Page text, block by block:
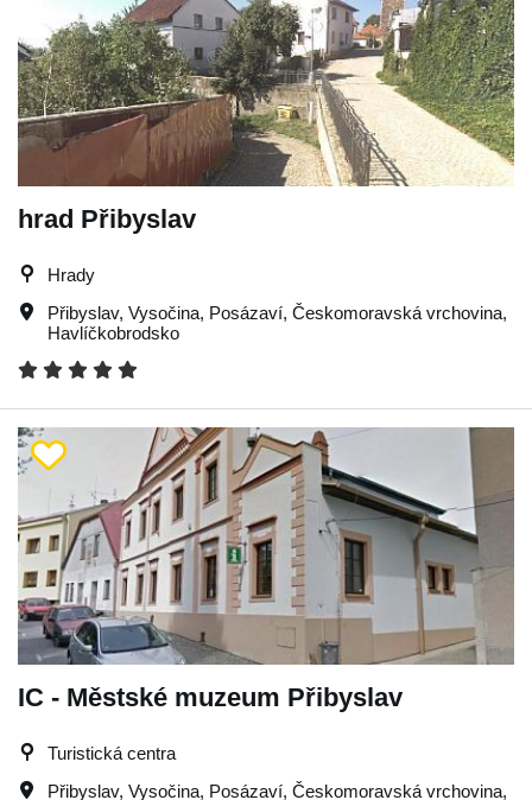
hrad Přibyslav
Hrady
Přibyslav, Vysočina, Posázaví, Českomoravská vrchovina,
Havlíčkobrodsko
IC - Městské muzeum Přibyslav
Turistická centra
Přibyslav, Vysočina, Posázaví, Českomoravská vrchovina,